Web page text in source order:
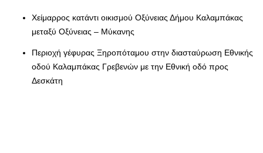
Χείμαρρος κατάντι οικισμού Οξύνειας Δήμου Καλαμπάκας
μεταξύ Οξύνειας – Μύκανης
Περιοχή γέφυρας Ξηροπόταμου στην διασταύρωση Εθνικής
οδού Καλαμπάκας Γρεβενών με την Εθνική οδό προς
Δεσκάτη